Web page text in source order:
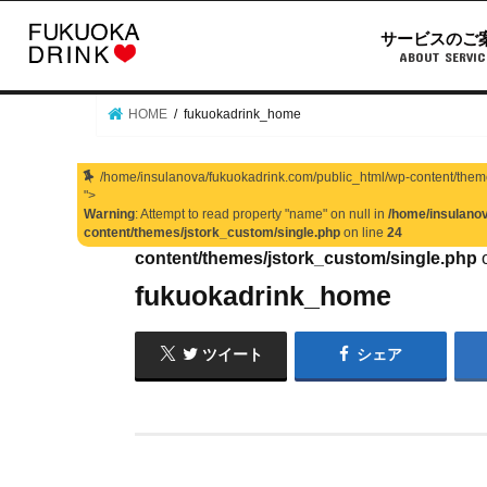
サービスのご
ABOUT
HOME fukuokadrink_home
Warning: Undefined array key 0 in
content/themes/jstork_custom/single.php
/home/insulanova/fukuokadrink.com/public_html/wp-content/
">
Warning: Attempt to read property "name" on null in /home/
content/themes/jstork_custom/single.phpon line 24
fukuokadrink_home
ツイート シェア